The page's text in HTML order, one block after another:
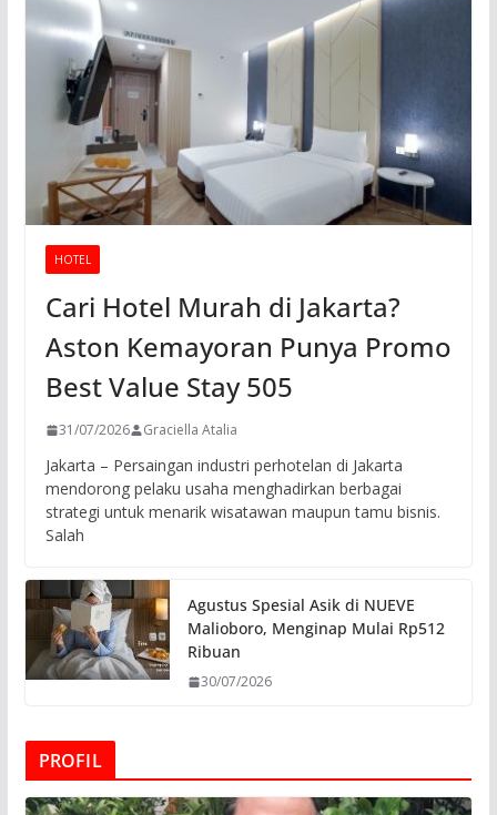
HOTEL
Cari Hotel Murah di Jakarta?
Aston Kemayoran Punya Promo
Best Value Stay 505
31/07/2026 Graciella Atalia
Jakarta – Persaingan industri perhotelan di Jakarta
mendorong pelaku usaha menghadirkan berbagai
strategi untuk menarik wisatawan maupun tamu bisnis.
Salah
Agustus Spesial Asik di NUEVE
Malioboro, Menginap Mulai Rp512
Ribuan
30/07/2026
PROFIL